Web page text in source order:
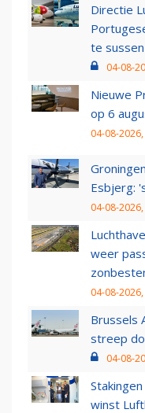
Directie
te sussen
04-08-
Nieuwe
op 6
04-08-
Esbjerg:
04-08-2026,
weer
04-08-
Brussels
streep
04-08-
winst